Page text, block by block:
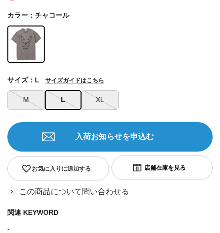
カラー：チャコール
M L XL
サイズ：L サイズガイドはこちら
お気に入りに追加する
入荷お知らせを申込む
この商品について問い合わせる
関連 KEYWORD
-